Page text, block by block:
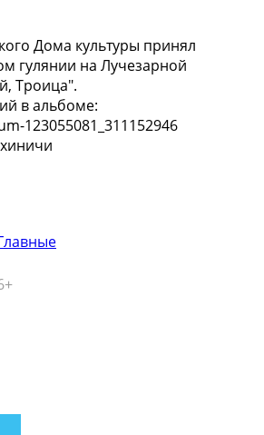
Дома культуры принял
гулянии на Лучезарной
Троица".
в альбоме:
123055081_311152946